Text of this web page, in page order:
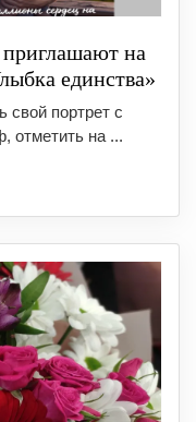
на
единства»
свой портрет с
отметить на ...